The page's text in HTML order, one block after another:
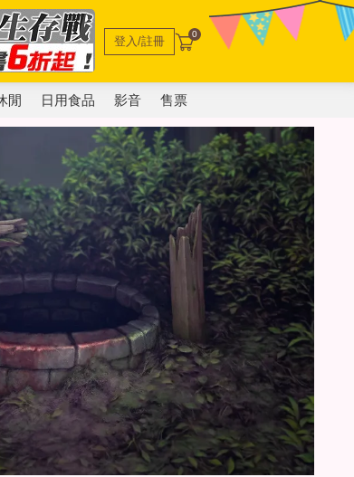
登入/註冊
0
閒 日用食品 影音 售票